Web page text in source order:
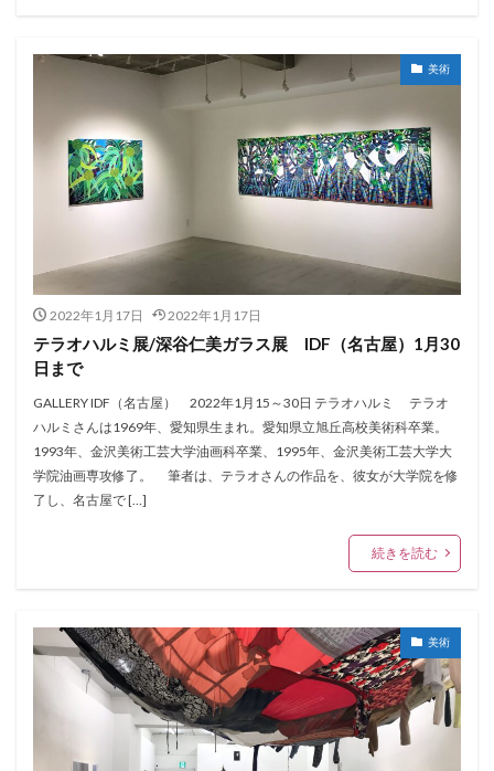
美術
2022年1月17日 2022年1月17日
テラオハルミ展/深谷仁美ガラス展 IDF（名古屋）1月30
日まで
GALLERY IDF（名古屋） 2022年1月15～30日 テラオハルミ テラオ
ハルミさんは1969年、愛知県生まれ。愛知県立旭丘高校美術科卒業。
1993年、金沢美術工芸大学油画科卒業、1995年、金沢美術工芸大学大
学院油画専攻修了。 筆者は、テラオさんの作品を、彼女が大学院を修
了し、名古屋で […]
続きを読む
美術